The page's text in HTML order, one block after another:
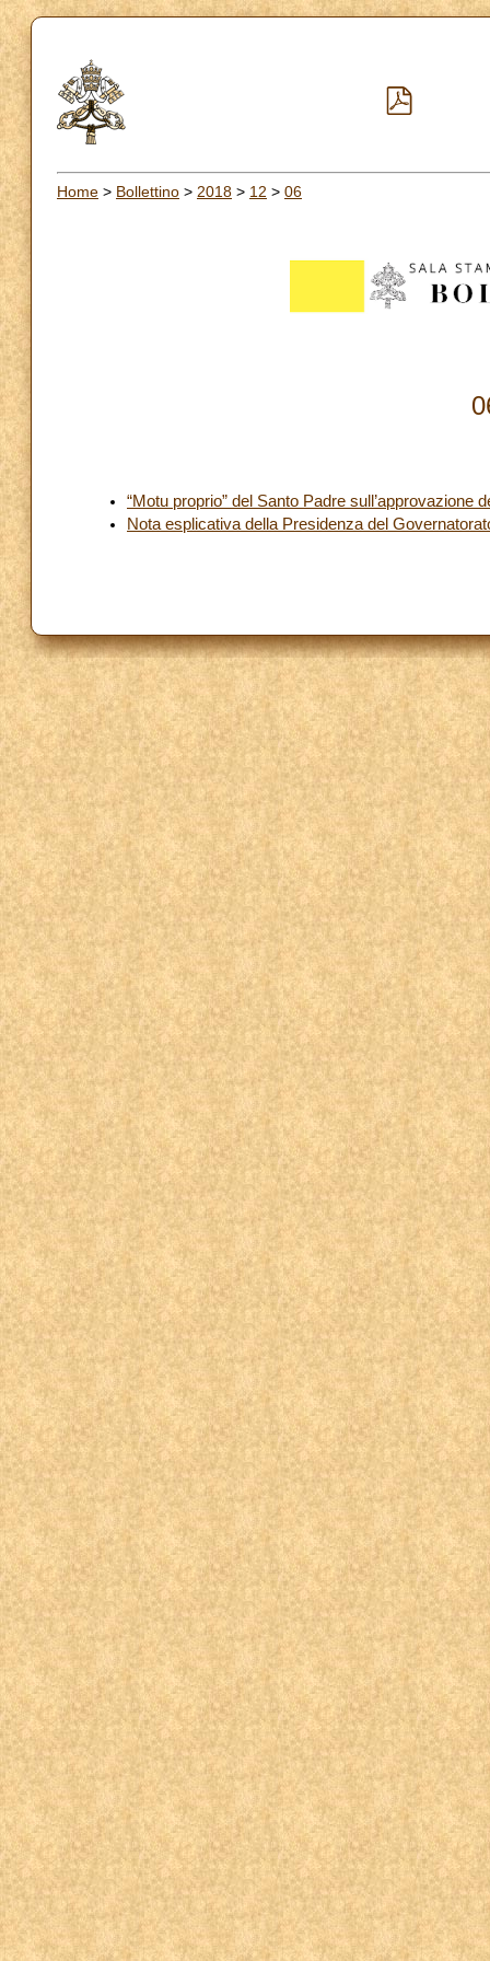
Home > Bollettino > 2018 > 12 > 06
“Motu proprio” del Santo Padre
Nota esplicativa della Presidenza del